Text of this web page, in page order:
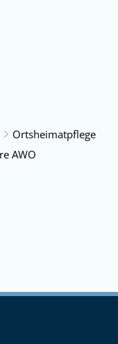
Ortsheimatpflege
AWO